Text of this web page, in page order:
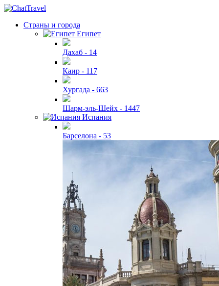
Страны и города
Египет
Дахаб - 14
Каир - 117
Хургада - 663
Шарм-эль-Шейх - 1447
Испания
Барселона - 53